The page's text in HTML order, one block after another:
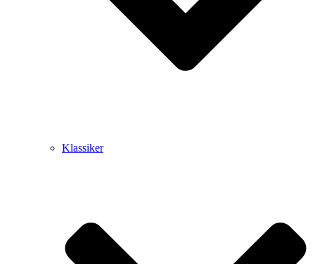
Klassiker